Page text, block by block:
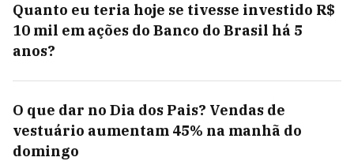
Quanto eu teria hoje se tivesse investido R$
10 mil em ações do Banco do Brasil há 5
anos?
O que dar no Dia dos Pais? Vendas de
vestuário aumentam 45% na manhã do
domingo